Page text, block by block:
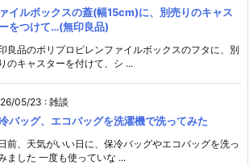
イルボックスの蓋(幅15cm)に、別売りのキャス
をつけて…(無印良品)
良品のポリプロピレンファイルボックスのフタに、別
のキャスターを付けて、シ ...
05/23 : 雑談
バッグ、エコバッグを洗濯機で洗ってみた
前、天気がいい日に、保冷バッグやエコバッグを洗っ
ました 一度も使っていな ...